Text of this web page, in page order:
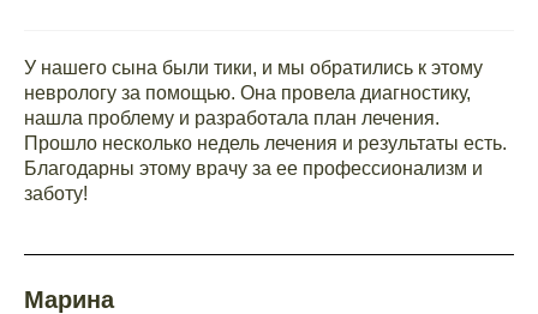
У нашего сына были тики, и мы обратились к этому
неврологу за помощью. Она провела диагностику,
нашла проблему и разработала план лечения.
Прошло несколько недель лечения и результаты есть.
Благодарны этому врачу за ее профессионализм и
заботу!
Марина